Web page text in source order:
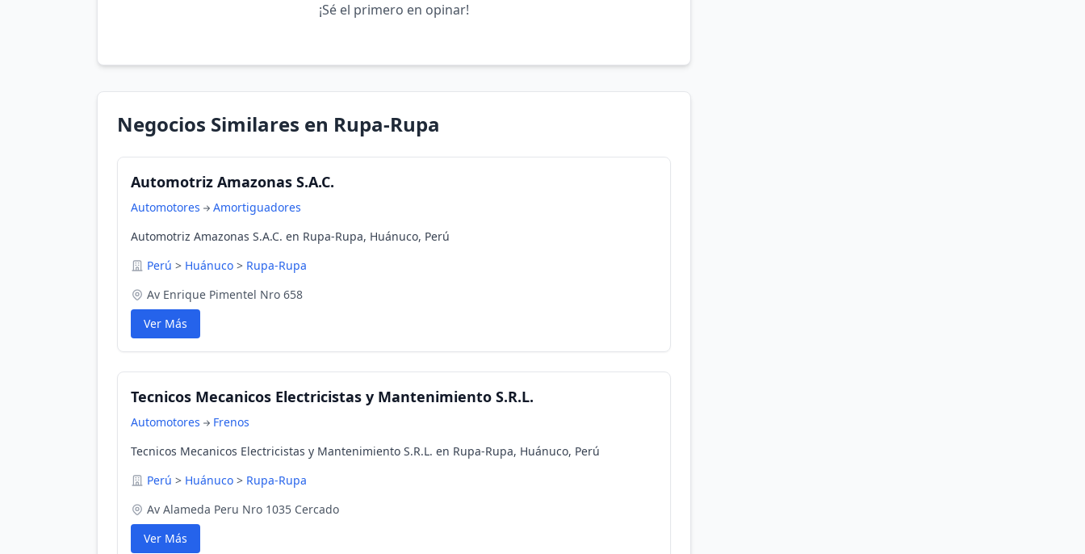
¡Sé el primero en opinar!
Negocios Similares en Rupa-Rupa
Automotriz Amazonas S.A.C.
Automotores
Amortiguadores
Automotriz Amazonas S.A.C. en Rupa-Rupa, Huánuco, Perú
Perú > Huánuco > Rupa-Rupa
Av Enrique Pimentel Nro 658
Ver Más
Tecnicos Mecanicos Electricistas y Mantenimiento S.R.L.
Automotores
Frenos
Tecnicos Mecanicos Electricistas y Mantenimiento S.R.L. en Rupa-Rupa, Huánuco, Perú
Perú > Huánuco > Rupa-Rupa
Av Alameda Peru Nro 1035 Cercado
Ver Más